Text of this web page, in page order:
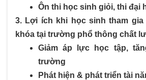
Ôn thi học sinh giỏi, thi đại
3. Lợi ích khi học sinh tham gia
khóa tại trường phổ thông chất
Giảm áp lực học tập,
trường
Phát hiện & phát triển tài